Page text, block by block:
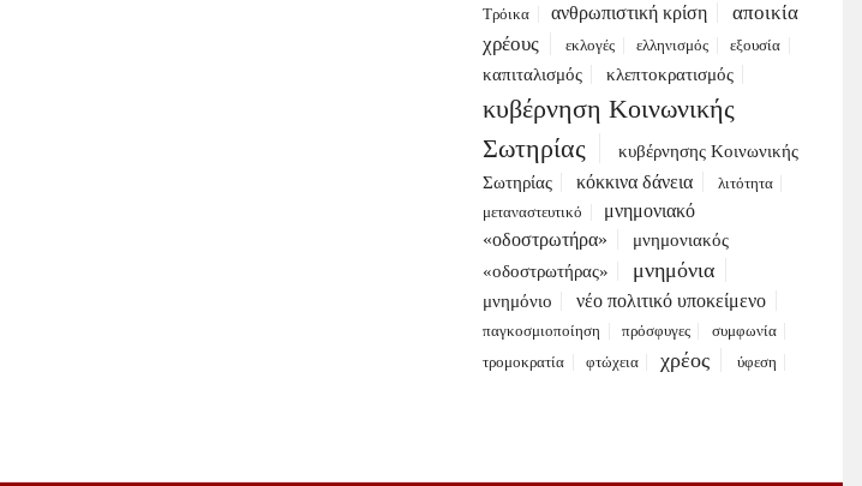
Τρόικα ανθρωπιστική κρίση
αποικία
χρέους
εκλογές ελληνισμός εξουσία
καπιταλισμός κλεπτοκρατισμός
κυβέρνηση Κοινωνικής
Σωτηρίας
κυβέρνησης Κοινωνικής
Σωτηρίας
κόκκινα δάνεια
λιτότητα
μεταναστευτικό
μνημονιακό
«οδοστρωτήρα»
μνημονιακός
«οδοστρωτήρας»
μνημόνια
μνημόνιο νέο πολιτικό υποκείμενο
παγκοσμιοποίηση πρόσφυγες
συμφωνία
τρομοκρατία
φτώχεια χρέος ύφεση